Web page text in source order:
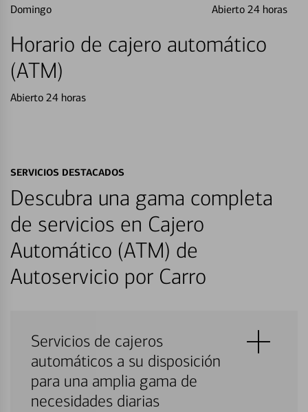
Domingo
Abierto 24 horas
Horario de cajero automático
(ATM)
Abierto 24 horas
SERVICIOS DESTACADOS
Descubra una gama completa
de servicios en Cajero
Automático (ATM) de
Autoservicio por Carro
Servicios de cajeros
automáticos a su disposición
para una amplia gama de
necesidades diarias